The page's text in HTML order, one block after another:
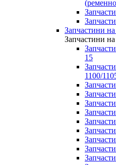
Запчастини
Запчастини на
15
1100/